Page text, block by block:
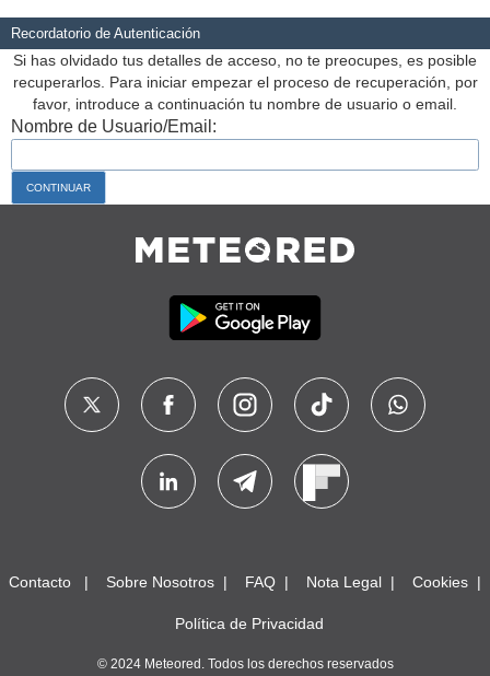
Recordatorio de Autenticación
Si has olvidado tus detalles de acceso, no te preocupes, es posible
recuperarlos. Para iniciar empezar el proceso de recuperación, por
favor, introduce a continuación tu nombre de usuario o email.
Nombre de Usuario/Email:
Contacto Sobre Nosotros FAQ Nota Legal Cookies
Política de Privacidad
© 2024 Meteored. Todos los derechos reservados